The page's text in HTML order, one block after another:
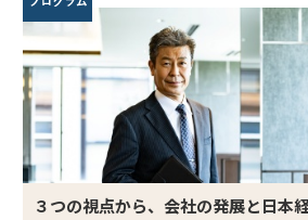
３つの視点から、会社の発展と日本